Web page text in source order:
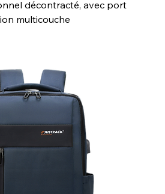
décontracté, avec port
multicouche